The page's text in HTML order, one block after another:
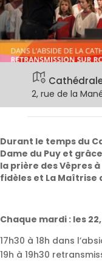
2, rue de la
Durant le temps du
Dame du Puy et
la prière des Vêpres
fidèles et La Maîtrise
Chaque mardi : les
17h30 à 18h dans
19h à 19h30